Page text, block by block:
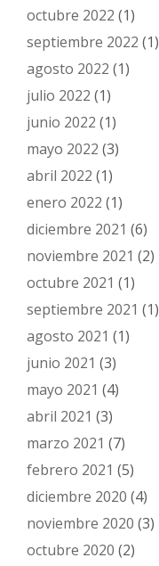
octubre 2022 (1)
septiembre 2022 (1)
agosto 2022 (1)
julio 2022 (1)
junio 2022 (1)
mayo 2022 (3)
abril 2022 (1)
enero 2022 (1)
diciembre 2021 (6)
noviembre 2021 (2)
octubre 2021 (1)
septiembre 2021 (1)
agosto 2021 (1)
junio 2021 (3)
mayo 2021 (4)
abril 2021 (3)
marzo 2021 (7)
febrero 2021 (5)
diciembre 2020 (4)
noviembre 2020 (3)
octubre 2020 (2)